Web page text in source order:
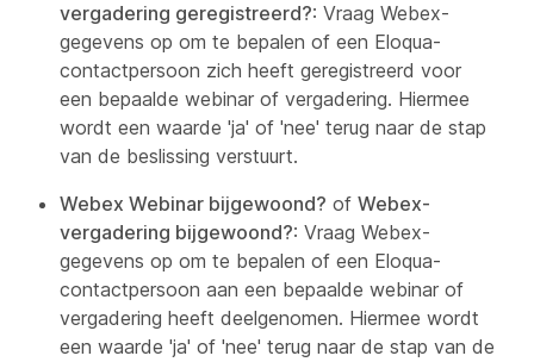
vergadering geregistreerd?: Vraag Webex-
gegevens op om te bepalen of een Eloqua-
contactpersoon zich heeft geregistreerd voor
een bepaalde webinar of vergadering. Hiermee
wordt een waarde 'ja' of 'nee' terug naar de stap
van de beslissing verstuurt.
Webex Webinar bijgewoond? of Webex-
vergadering bijgewoond?: Vraag Webex-
gegevens op om te bepalen of een Eloqua-
contactpersoon aan een bepaalde webinar of
vergadering heeft deelgenomen. Hiermee wordt
een waarde 'ja' of 'nee' terug naar de stap van de